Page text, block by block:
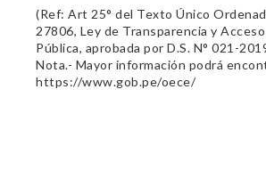
(Ref: Art 25° del Texto Único
27806, Ley de Transparencia y
Pública, aprobada por D.S. N° 021-
Nota.- Mayor información podrá
https://www.gob.pe/oece/